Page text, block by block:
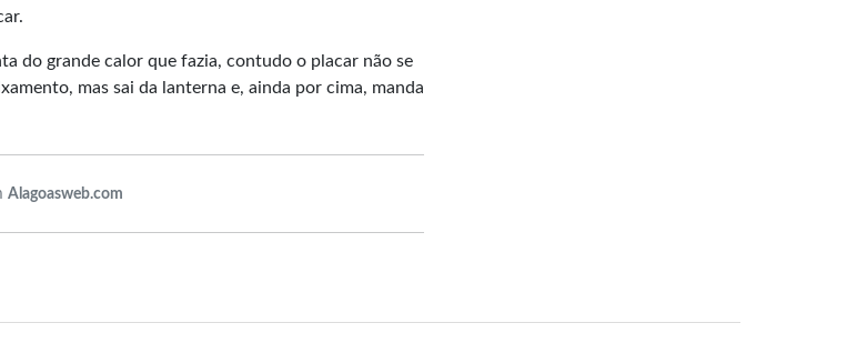
do grande calor que fazia, contudo o placar não se
mas sai da lanterna e, ainda por cima, manda
Alagoasweb.com